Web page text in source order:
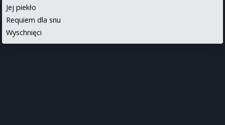
Jej piekło
Requiem dla snu
Wyschnięci